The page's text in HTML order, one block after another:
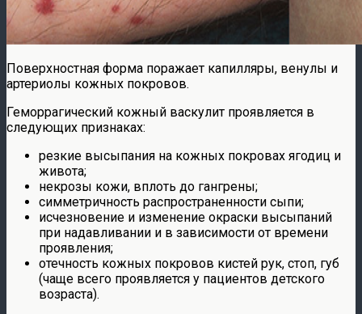
Поверхностная форма поражает капилляры, венулы и
артериолы кожных покровов.
Геморрагический кожный васкулит проявляется в
следующих признаках:
резкие высыпания на кожных покровах ягодиц и
живота;
некрозы кожи, вплоть до гангрены;
симметричность распространенности сыпи;
исчезновение и изменение окраски высыпаний
при надавливании и в зависимости от времени
проявления;
отечность кожных покровов кистей рук, стоп, губ
(чаще всего проявляется у пациентов детского
возраста).